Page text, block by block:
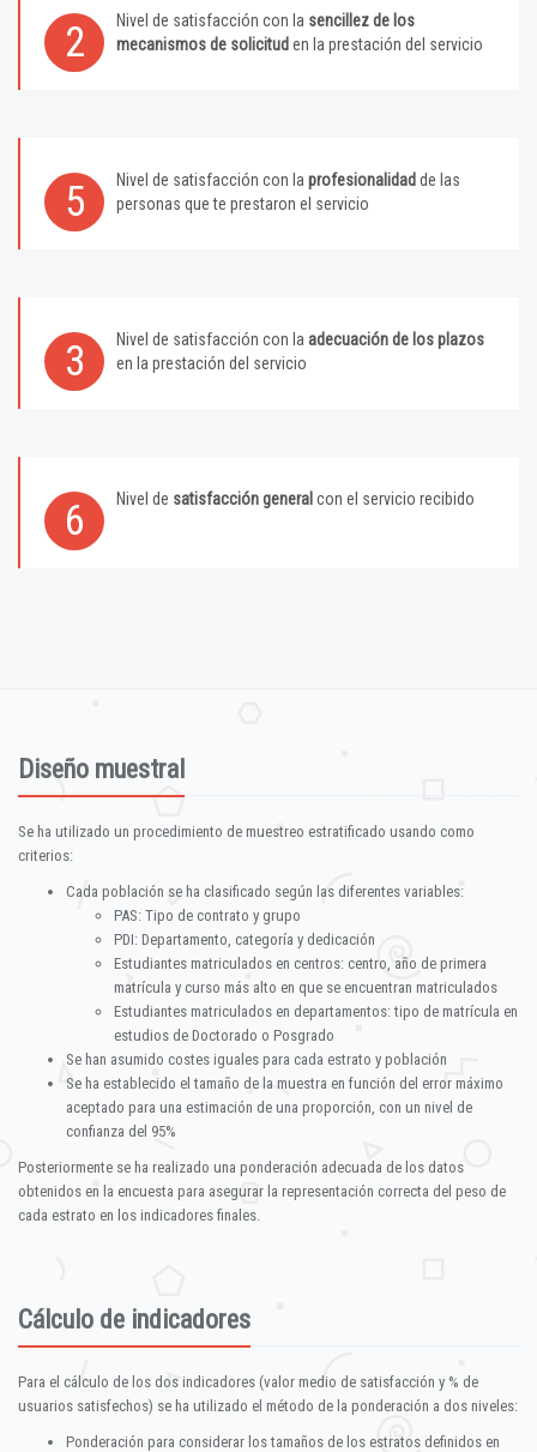
2 Nivel de satisfacción con la sencillez de los
mecanismos de solicitud en la prestación del servicio
5 Nivel de satisfacción con la profesionalidad de las
personas que te prestaron el servicio
3 Nivel de satisfacción con la adecuación de los plazos
en la prestación del servicio
6 Nivel de satisfacción general con el servicio recibido
Diseño muestral
Se ha utilizado un procedimiento de muestreo estratificado usando como
criterios:
Cada población se ha clasificado según las diferentes variables:
PAS: Tipo de contrato y grupo
PDI: Departamento, categoría y dedicación
Estudiantes matriculados en centros: centro, año de primera
matrícula y curso más alto en que se encuentran matriculados
Estudiantes matriculados en departamentos: tipo de matrícula en
estudios de Doctorado o Posgrado
Se han asumido costes iguales para cada estrato y población
Se ha establecido el tamaño de la muestra en función del error máximo
aceptado para una estimación de una proporción, con un nivel de
confianza del 95%
Posteriormente se ha realizado una ponderación adecuada de los datos
obtenidos en la encuesta para asegurar la representación correcta del peso de
cada estrato en los indicadores finales.
Cálculo de indicadores
Para el cálculo de los dos indicadores (valor medio de satisfacción y % de
usuarios satisfechos) se ha utilizado el método de la ponderación a dos niveles:
Ponderación para considerar los tamaños de los estratos definidos en